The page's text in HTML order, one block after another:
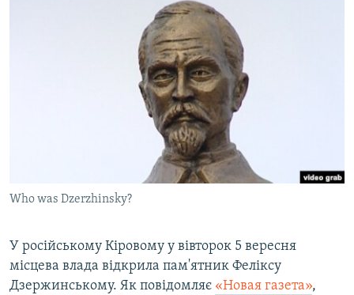
УКРАЇНСЬКА ПРОБЛЕМА КРИМУ
ІНФОГРАФІКА
ЯК ОБІЙТИ БЛОКУВАННЯ
ДОЛУЧАЙСЯ!
Усі сайти RFE/RL
Who was Dzerzhinsky?
У російському Кіровому у вівторок 5 вересня
місцева влада відкрила пам'ятник Феліксу
Дзержинському. Як повідомляє «Новая газета»,